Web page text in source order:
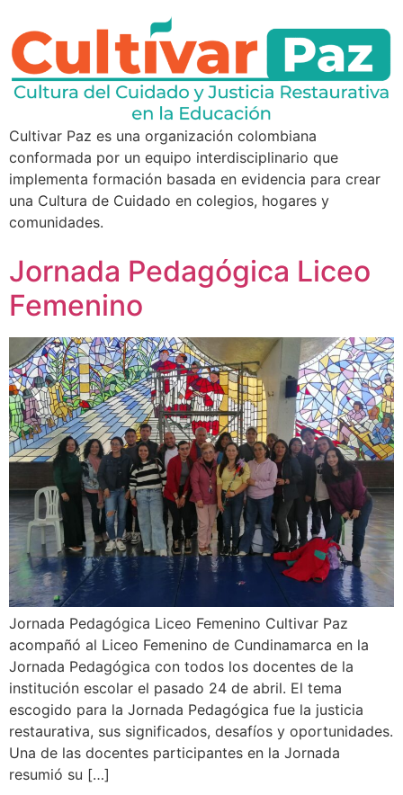
Cultivar Paz es una organización colombiana
conformada por un equipo interdisciplinario que
implementa formación basada en evidencia para crear
una Cultura de Cuidado en colegios, hogares y
comunidades.
Jornada Pedagógica Liceo
Femenino
Jornada Pedagógica Liceo Femenino Cultivar Paz
acompañó al Liceo Femenino de Cundinamarca en la
Jornada Pedagógica con todos los docentes de la
institución escolar el pasado 24 de abril. El tema
escogido para la Jornada Pedagógica fue la justicia
restaurativa, sus significados, desafíos y oportunidades.
Una de las docentes participantes en la Jornada
resumió su […]